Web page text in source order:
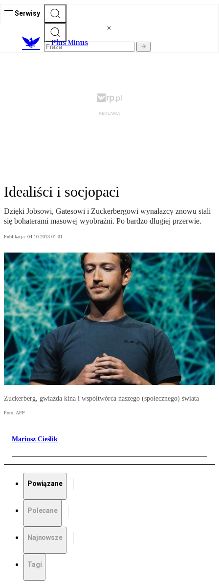
Serwisy
Plus Minus
Idealiści i socjopaci
Dzięki Jobsowi, Gatesowi i Zuckerbergowi wynalazcy znowu stali
się bohaterami masowej wyobraźni. Po bardzo długiej przerwie.
Publikacja: 04.10.2013 01:01
Zuckerberg, gwiazda kina i współtwórca naszego (społecznego) świata
Foto: AFP
Mariusz Cieślik
Powiązane
Polecane
Najnowsze
Tagi